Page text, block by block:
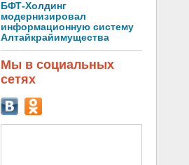
БФТ-Холдинг
модернизировал
информационную систему
Алтайкрайимущества
Мы в социальных
сетях